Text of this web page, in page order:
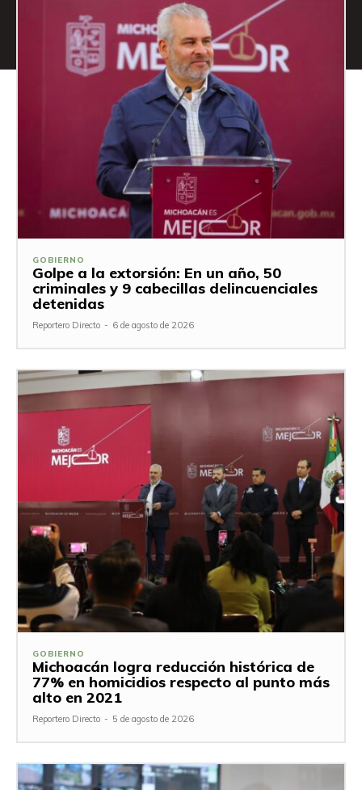
GOBIERNO
Golpe a la extorsión: En un año, 50
criminales y 9 cabecillas delincuenciales
detenidas
Reportero Directo - 6 de agosto de 2026
GOBIERNO
Michoacán logra reducción histórica de
77% en homicidios respecto al punto más
alto en 2021
Reportero Directo - 5 de agosto de 2026